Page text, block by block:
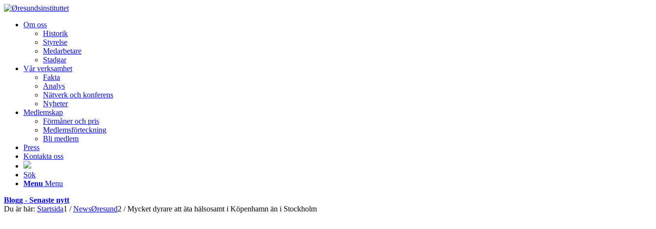
Om oss
Historik
Styrelse
Medarbetare
Stadgar
Vår verksamhet
Fakta
Analys
Nätverk och konferens
Nyheter
Medlemskap
Förmåner och pris
Medlemsförteckning
Bli medlem
Press
Kontakta oss
Sök
Menu Menu
Blogg - Senaste nytt
Du är här: Startsida1 / NewsØresund2 / Mycket dyrare att äta hälsosamt i Köpenhamn än i Stockholm